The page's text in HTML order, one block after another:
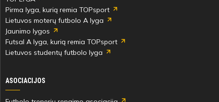
Pirma lyga, kurią remia TOPsport
Lietuvos moterų futbolo A lyga
Jaunimo lygos
Futsal A lyga, kurią remia TOPsport
Lietuvos studentų futbolo lyga
ASOCIACIJOS